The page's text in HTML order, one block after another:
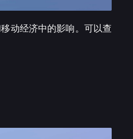
动经济中的影响。可以查